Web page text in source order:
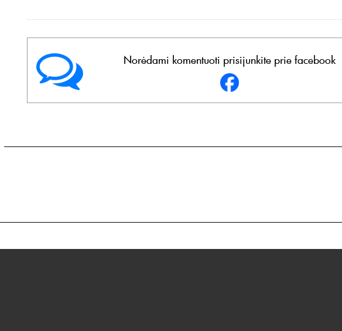
Norėdami komentuoti prisijunkite prie facebook